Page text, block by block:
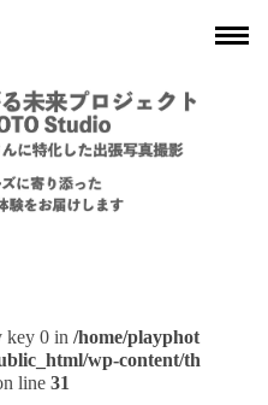
key 0 in /home/playphot
wp-content/th
line 31